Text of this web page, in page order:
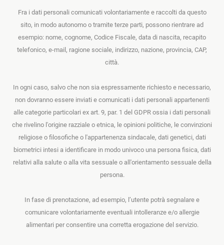
Fra i dati personali comunicati volontariamente e raccolti da questo
sito, in modo autonomo o tramite terze parti, possono rientrare ad
esempio: nome, cognome, Codice Fiscale, data di nascita, recapito
telefonico, e-mail, ragione sociale, indirizzo, nazione, provincia, CAP,
città.
In ogni caso, salvo che non sia espressamente richiesto e necessario,
non dovranno essere inviati e comunicati i dati personali appartenenti
alle categorie particolari ex art. 9, par. 1 del GDPR ossia i dati personali
che rivelino l'origine razziale o etnica, le opinioni politiche, le convinzioni
religiose o filosofiche o l'appartenenza sindacale, dati genetici, dati
biometrici intesi a identificare in modo univoco una persona fisica, dati
relativi alla salute o alla vita sessuale o all'orientamento sessuale della
persona.
In fase di prenotazione, ad esempio, l’utente potrà segnalare e
comunicare volontariamente eventuali intolleranze e/o allergie
alimentari per consentire una corretta erogazione del servizio.